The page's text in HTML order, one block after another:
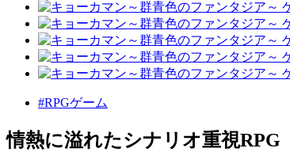
#RPGゲーム
情熱に溢れたシナリオ重視RPG